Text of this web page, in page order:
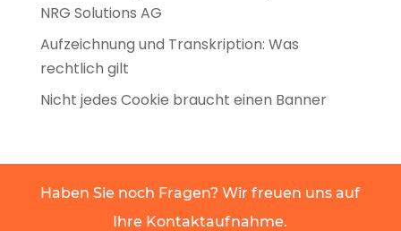
NRG Solutions AG
Aufzeichnung und Transkription: Was
rechtlich gilt
Nicht jedes Cookie braucht einen Banner
Haben Sie noch Fragen? Wir freuen uns auf
Ihre Kontaktaufnahme.